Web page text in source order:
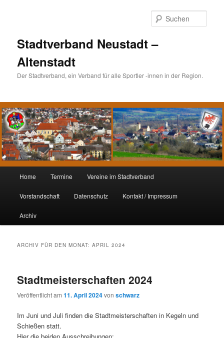
Stadtverband Neustadt –
Altenstadt
Der Stadtverband, ein Verband für alle Sportler -innen in der Region.
Zum
Inhalt
wechseln
Zum
sekundären
Inhalt
wechseln
Home Termine Vereine im Stadtverband
Vorstandschaft Datenschutz Kontakt / Impressum
Archiv
ARCHIV FÜR DEN MONAT:APRIL 2024
Stadtmeisterschaften 2024
Veröffentlicht am11. April 2024vonschwarz
Im Juni und Juli finden die Stadtmeisterschaften in Kegeln und
Schießen statt.